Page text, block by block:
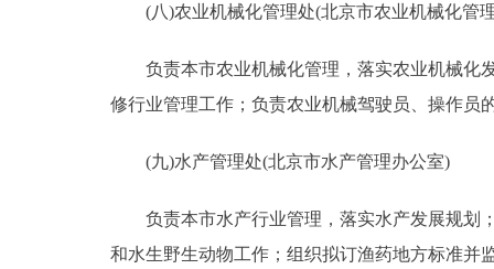
(八)农业机械化管理处(北京市农业机械化管
负责本市农业机械化管理，落实农业机械化发
修行业管理工作；负责农业机械驾驶员、操作员
(九)水产管理处(北京市水产管理办公室)
负责本市水产行业管理，落实水产发展规划；
和水生野生动物工作；组织拟订渔药地方标准并